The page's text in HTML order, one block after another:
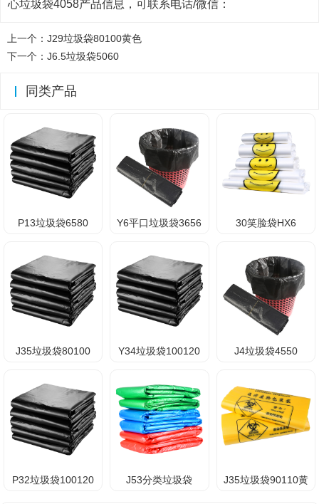
心垃圾袋4058产品信息，可联系电话/微信：
上一个： J29垃圾袋80100黄色
下一个： J6.5垃圾袋5060
同类产品
P13垃圾袋6580 Y6平口垃圾袋3656 30笑脸袋HX6
J35垃圾袋80100 Y34垃圾袋100120 J4垃圾袋4550
P32垃圾袋100120
J53分类垃圾袋
J35垃圾袋90110黄